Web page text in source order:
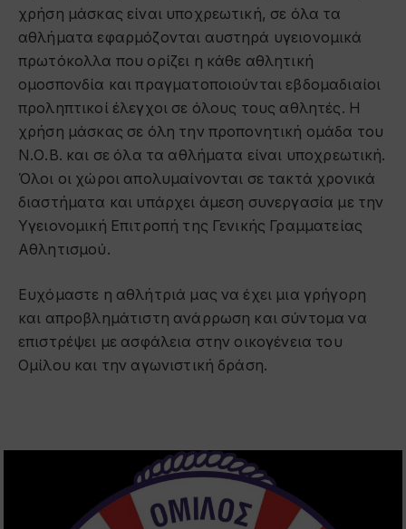
χρήση μάσκας είναι υποχρεωτική, σε όλα τα
αθλήματα εφαρμόζονται αυστηρά υγειονομικά
πρωτόκολλα που ορίζει η κάθε αθλητική
ομοσπονδία και πραγματοποιούνται εβδομαδιαίοι
προληπτικοί έλεγχοι σε όλους τους αθλητές. Η
χρήση μάσκας σε όλη την προπονητική ομάδα του
Ν.Ο.Β. και σε όλα τα αθλήματα είναι υποχρεωτική.
Όλοι οι χώροι απολυμαίνονται σε τακτά χρονικά
διαστήματα και υπάρχει άμεση συνεργασία με την
Υγειονομική Επιτροπή της Γενικής Γραμματείας
Αθλητισμού.
Ευχόμαστε η αθλήτριά μας να έχει μια γρήγορη
και απροβλημάτιστη ανάρρωση και σύντομα να
επιστρέψει με ασφάλεια στην οικογένεια του
Ομίλου και την αγωνιστική δράση.